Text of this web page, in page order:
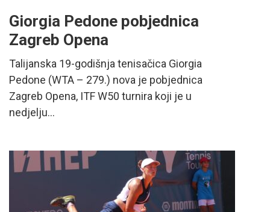
Giorgia Pedone pobjednica
Zagreb Opena
Talijanska 19-godišnja tenisačica Giorgia
Pedone (WTA – 279.) nova je pobjednica
Zagreb Opena, ITF W50 turnira koji je u
nedjelju...